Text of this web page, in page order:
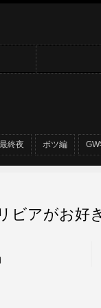
最終夜 ボツ編
ビアがお好